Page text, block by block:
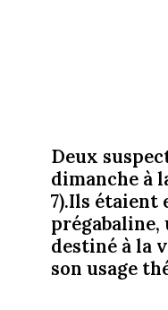
Deux
dimanche à
7).Ils étaient
destiné à la
son usage